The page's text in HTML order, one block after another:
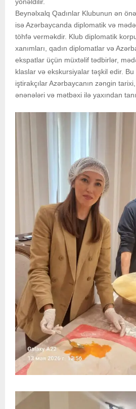
yönəldilir.
Beynəlxalq Qadınlar Klubunun ən
isə Azərbaycanda diplomatik və
töhfə verməkdir. Klub diplomatik
xanımları, qadın diplomatlar və
ekspatlar üçün müxtəlif tədbirlər,
klaslar və ekskursiyalar təşkil edir.
iştirakçılar Azərbaycanın zəngin
ənənələri və mətbəxi ilə yaxından